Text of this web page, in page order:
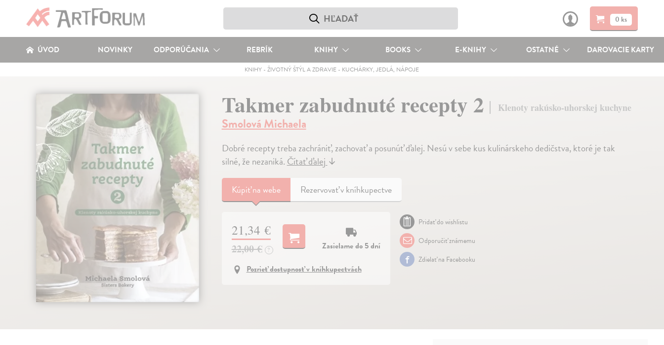
0 ks
ÚVOD NOVINKY ODPORÚČANIA REBRÍK KNIHY BOOKS E-KNIHY OSTATNÉ DAROVACIE KARTY
KNIHY -ŽIVOTNÝ ŠTÝL A ZDRAVIE - KUCHÁRKY, JEDLÁ, NÁPOJE
Takmer zabudnuté recepty 2 Klenoty rakúsko-uhorskej kuchyne
Smolová Michaela
Dobré recepty treba zachrániť, zachovať a posunúť ďalej. Nesú v sebe kus kulinárskeho dedičstva, ktoré je tak
silné, že nezaniká.Čítať ďalej↓
Kúpiťna webe Rezervovať v kníhkupectve
21,34 €
22,00 € ?
Zasielame do 5 dní
Pozrieť dostupnosť v kníhkupectvách
Pridať do wishlistu
Odporučiť známemu
Zdielať na Facebooku